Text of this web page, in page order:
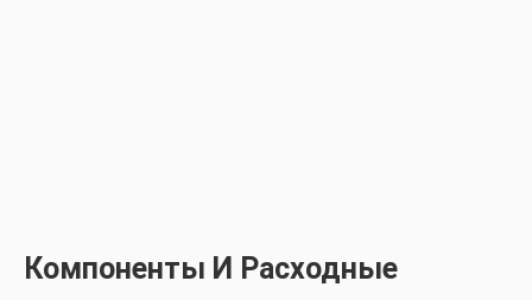
Компоненты И Расходные